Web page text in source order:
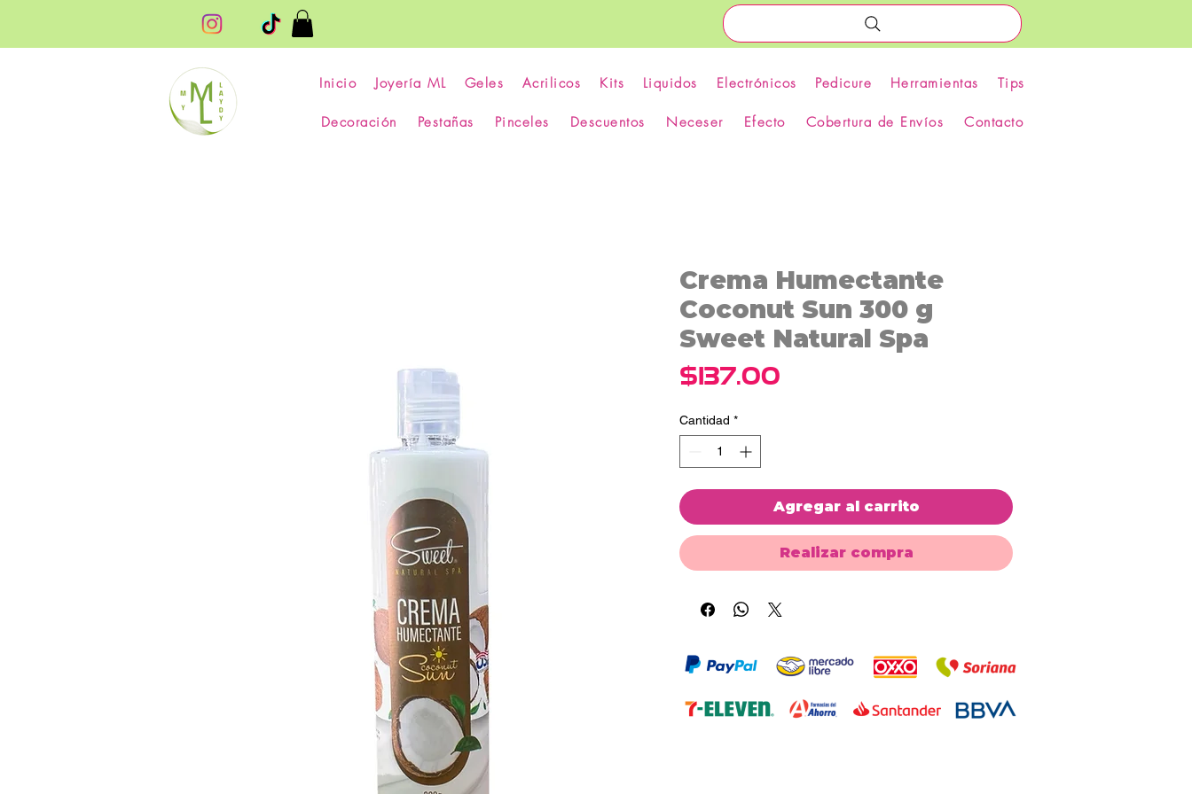
Inicio Joyería ML Geles Acrilicos Kits Liquidos Electrónicos Pedicure Herramientas Tips
Decoración Pestañas Pinceles Descuentos Neceser Efecto Cobertura de Envíos Contacto
Crema Humectante
Coconut Sun 300 g
Sweet Natural Spa
$137.00
Cantidad *
Agregar al carrito
Realizar compra